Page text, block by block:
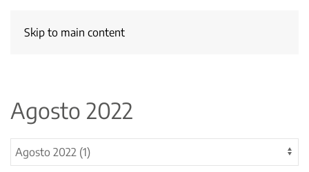
Skip to main content
Agosto 2022